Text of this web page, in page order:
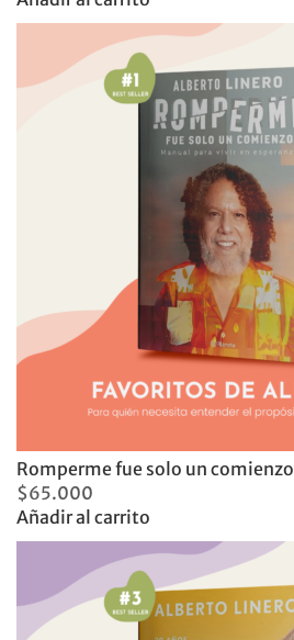
Romperme fue solo un comienzo
$65.000
Añadir al carrito